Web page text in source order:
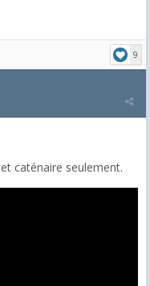
9
caténaire seulement.